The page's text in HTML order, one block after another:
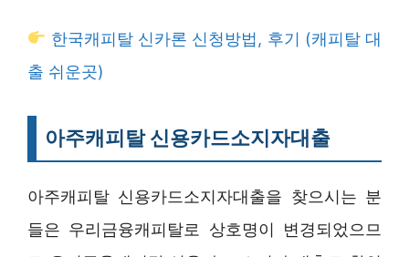
한국캐피탈 신카론 신청방법, 후기 (캐피탈 대
출 쉬운곳)
아주캐피탈 신용카드소지자대출
아주캐피탈 신용카드소지자대출을 찾으시는 분
들은 우리금융캐피탈로 상호명이 변경되었으므